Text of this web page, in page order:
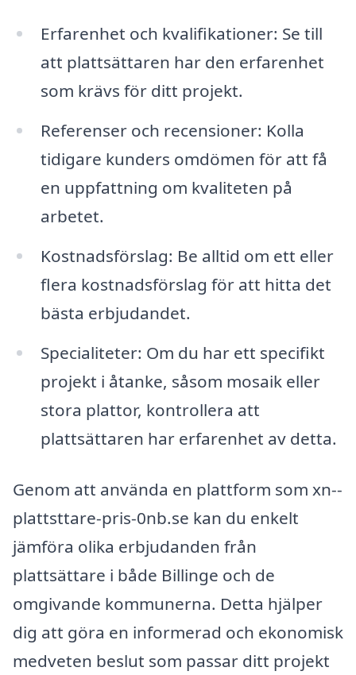
Erfarenhet och kvalifikationer: Se till
att plattsättaren har den erfarenhet
som krävs för ditt projekt.
Referenser och recensioner: Kolla
tidigare kunders omdömen för att få
en uppfattning om kvaliteten på
arbetet.
Kostnadsförslag: Be alltid om ett eller
flera kostnadsförslag för att hitta det
bästa erbjudandet.
Specialiteter: Om du har ett specifikt
projekt i åtanke, såsom mosaik eller
stora plattor, kontrollera att
plattsättaren har erfarenhet av detta.
Genom att använda en plattform som xn--
plattsttare-pris-0nb.se kan du enkelt
jämföra olika erbjudanden från
plattsättare i både Billinge och de
omgivande kommunerna. Detta hjälper
dig att göra en informerad och ekonomisk
medveten beslut som passar ditt projekt